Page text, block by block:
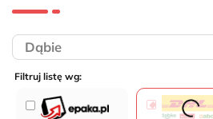
Filtruj listę wg: